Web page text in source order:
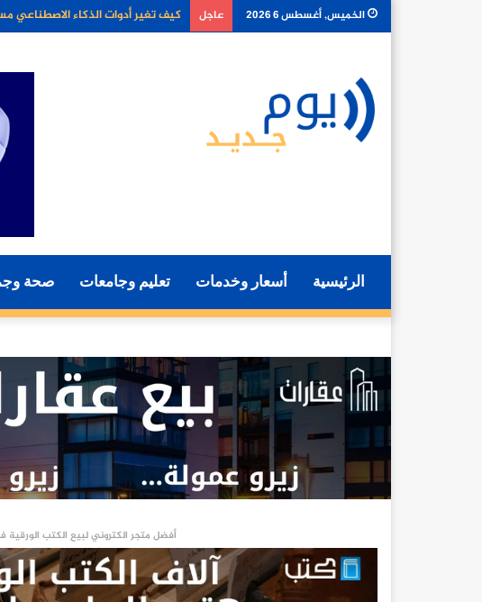
الخميس, أغسطس 6 2026 عاجل كل ما تحتاج معرفته عن الخبز الخالي
الرئيسية أسعار وخدمات تعليم وجامعات صحة
أفضل متجر الكتروني لبيع الكتب الورقية